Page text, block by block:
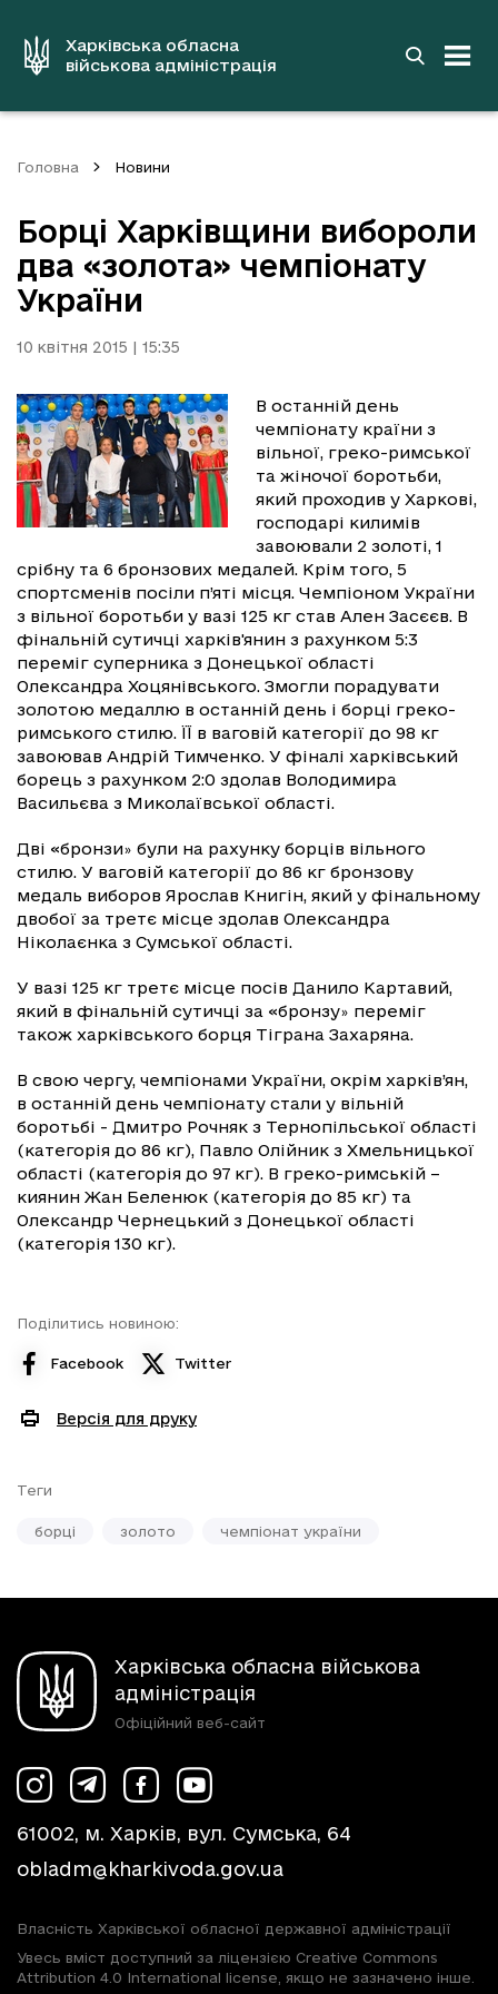
вмістуХарківська обласна
військова адміністрація
Головна Новини
Борці Харківщини вибороли
два «золота» чемпіонату
України
10 квітня 2015 | 15:35
В останній день
чемпіонату країни з
вільної, греко-римської
та жіночої боротьби,
який проходив у Харкові,
господарі килимів
завоювали 2 золоті, 1
срібну та 6 бронзових медалей. Крім того, 5
спортсменів посіли п’яті місця. Чемпіоном України
з вільної боротьби у вазі 125 кг став Ален Засєєв. В
фінальній сутичці харків'янин з рахунком 5:3
переміг суперника з Донецької області
Олександра Хоцянівського. Змогли порадувати
золотою медаллю в останній день і борці греко-
римського стилю. ЇЇ в ваговій категорії до 98 кг
завоював Андрій Тимченко. У фіналі харківський
борець з рахунком 2:0 здолав Володимира
Васильєва з Миколаївської області.
Дві «бронзи» були на рахунку борців вільного
стилю. У ваговій категорії до 86 кг бронзову
медаль виборов Ярослав Книгін, який у фінальному
двобої за третє місце здолав Олександра
Ніколаєнка з Сумської області.
У вазі 125 кг третє місце посів Данило Картавий,
який в фінальній сутичці за «бронзу» переміг
також харківського борця Тіграна Захаряна.
В свою чергу, чемпіонами України, окрім харків’ян,
в останній день чемпіонату стали у вільній
боротьбі - Дмитро Рочняк з Тернопільської області
(категорія до 86 кг), Павло Олійник з Хмельницької
області (категорія до 97 кг). В греко-римській –
киянин Жан Беленюк (категорія до 85 кг) та
Олександр Чернецький з Донецької області
(категорія 130 кг).
Поділитись новиною:
Facebook Twitter
Версія для друку
Теги
борці золото чемпіонат україни
Харківська обласна військова
адміністрація
Офіційний веб-сайт
61002, м. Харків, вул. Сумська, 64
obladm@kharkivoda.gov.ua
Власність Харківської обласної державної адміністрації
Увесь вміст доступний за ліцензією Creative Commons
Attribution 4.0 International license, якщо не зазначено інше.